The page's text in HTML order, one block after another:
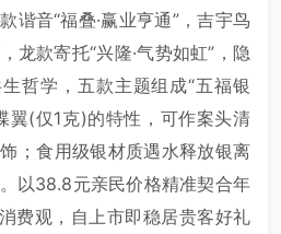
谐音“福叠·赢业亨通”，吉宇鸟
龙款寄托“兴隆·气势如虹”，隐
哲学，五款主题组成“五福银
翼(仅1克)的特性，可作案头清
；食用级银材质遇水释放银离
以38.8元亲民价格精准契合年
费观，自上市即稳居贵客好礼